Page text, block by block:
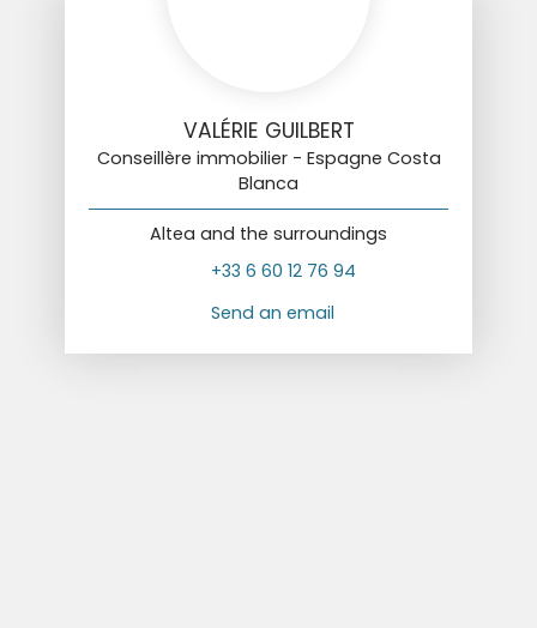
VALÉRIE GUILBERT
Conseillère immobilier - Espagne Costa
Blanca
Altea and the surroundings
+33 6 60 12 76 94
Send an email